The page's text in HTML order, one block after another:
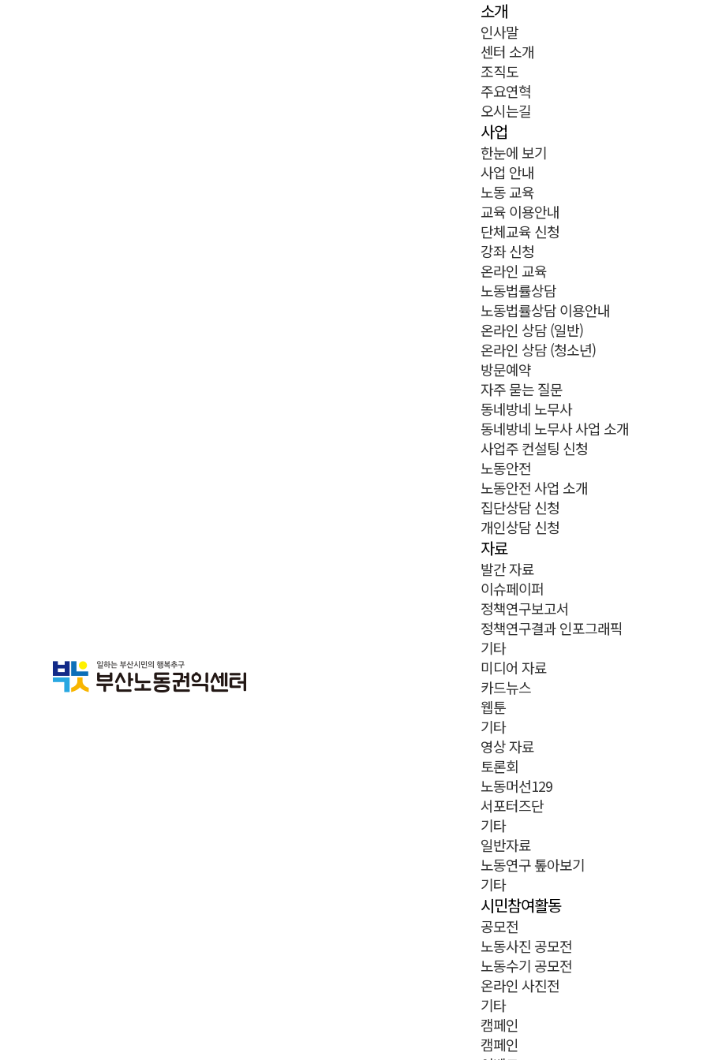
소개
인사말
센터 소개
조직도
주요연혁
오시는길
사업
한눈에 보기
사업 안내
노동 교육
교육 이용안내
단체교육 신청
강좌 신청
온라인 교육
노동법률상담
노동법률상담 이용안내
온라인 상담 (일반)
온라인 상담 (청소년)
방문예약
자주 묻는 질문
동네방네 노무사
동네방네 노무사 사업 소개
사업주 컨설팅 신청
노동안전
노동안전 사업 소개
집단상담 신청
개인상담 신청
자료
발간 자료
이슈페이퍼
정책연구보고서
정책연구결과 인포그래픽
기타
미디어 자료
카드뉴스
웹툰
기타
영상 자료
토론회
노동머선129
서포터즈단
기타
일반자료
노동연구 톺아보기
기타
시민참여활동
공모전
노동사진 공모전
노동수기 공모전
온라인 사진전
기타
캠페인
캠페인